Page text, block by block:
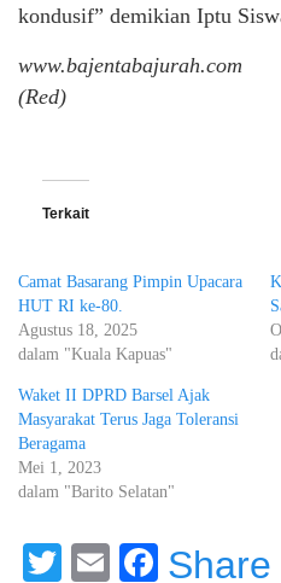
kondusif” demikian Iptu
www.bajentabajurah.com
(Red)
Terkait
Camat Basarang Pimpin Upacara
HUT RI ke-80.
Agustus 18, 2025
dalam "Kuala Kapuas"
Waket II DPRD Barsel Ajak
Masyarakat Terus Jaga Toleransi
Beragama
Mei 1, 2023
dalam "Barito Selatan"
Twitter
EmailShare